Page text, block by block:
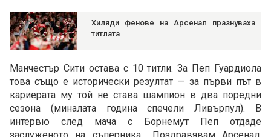
Хиляди фенове на Арсенал празнуваха
титлата
Манчестър Сити остава с 10 титли. За Пеп Гуардиола
това също е исторически резултат — за първи път в
кариерата му той не става шампион в два поредни
сезона (миналата година спечели Ливърпул). В
интервю след мача с Борнемут Пеп отдаде